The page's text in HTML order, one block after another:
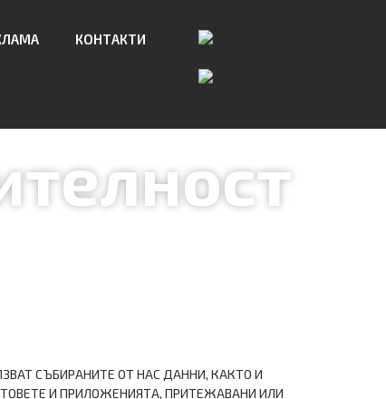
КОНТАКТИ
СЪБИРАНИТЕ ОТ НАС ДАННИ, КАКТО И
И ПРИЛОЖЕНИЯТА, ПРИТЕЖАВАНИ ИЛИ